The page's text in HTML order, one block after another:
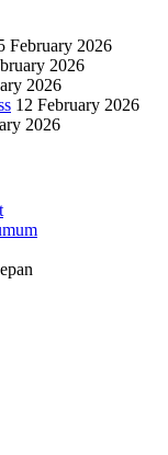
February 2026
2026
2026
12 February 2026
2026